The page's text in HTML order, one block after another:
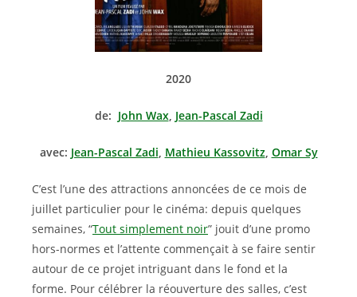
2020
de: John Wax, Jean-Pascal Zadi
avec: Jean-Pascal Zadi, Mathieu Kassovitz, Omar Sy
C’est l’une des attractions annoncées de ce mois de
juillet particulier pour le cinéma: depuis quelques
semaines, “Tout simplement noir” jouit d’une promo
hors-normes et l’attente commençait à se faire sentir
autour de ce projet intriguant dans le fond et la
forme. Pour célébrer la réouverture des salles, c’est